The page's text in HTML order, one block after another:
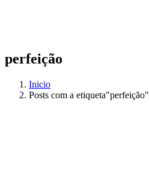
perfeição
Inicio
Posts com a etiqueta"perfeição"